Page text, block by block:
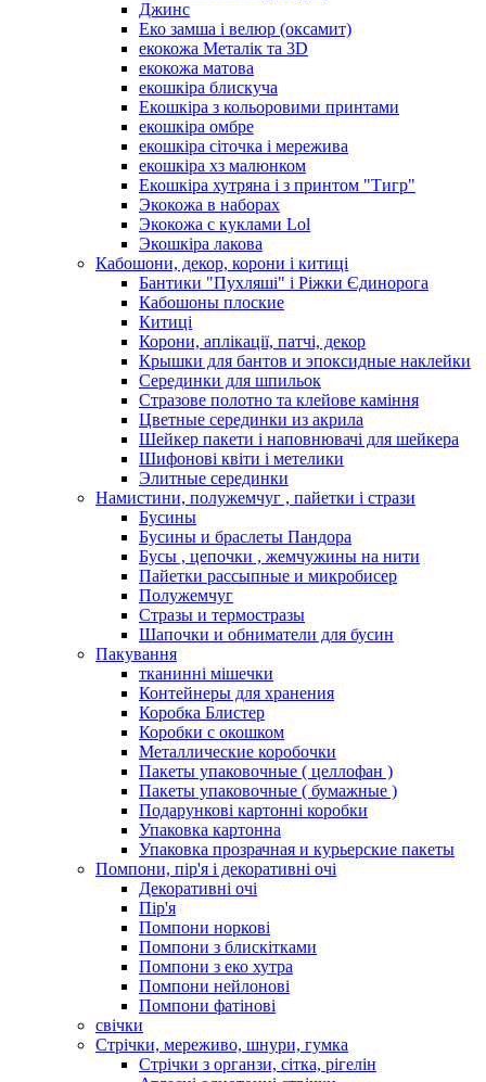
Джинс
Еко замша і велюр (оксамит)
екокожа Металік та 3D
екокожа матова
екошкіра блискуча
Екошкіра з кольоровими принтами
екошкіра омбре
екошкіра сіточка і мережива
екошкіра хз малюнком
Екошкіра хутряна і з принтом "Тигр"
Экокожа в наборах
Экокожа с куклами Lol
Экошкiра лакова
Кабошони, декор, корони і китиці
Бантики "Пухляші" і Ріжки Єдинорога
Кабошоны плоские
Китиці
Корони, аплікації, патчі, декор
Крышки для бантов и эпоксидные наклейки
Серединки для шпильок
Стразове полотно та клейове каміння
Цветные серединки из акрила
Шейкер пакети і наповнювачі для шейкера
Шифонові квіти і метелики
Элитные серединки
Намистини, полужемчуг , пайетки і стрази
Бусины
Бусины и браслеты Пандора
Бусы , цепочки , жемчужины на нити
Пайетки рассыпные и микробисер
Полужемчуг
Стразы и термостразы
Шапочки и обниматели для бусин
Пакування
тканинні мішечки
Контейнеры для хранения
Коробка Блистер
Коробки с окошком
Металлические коробочки
Пакеты упаковочные ( целлофан )
Пакеты упаковочные ( бумажные )
Подарункові картонні коробки
Упаковка картонна
Упаковка прозрачная и курьерские пакеты
Помпони, пір'я і декоративні очі
Декоративні очі
Пір'я
Помпони норкові
Помпони з блискітками
Помпони з еко хутра
Помпони нейлонові
Помпони фатінові
свічки
Стрічки, мереживо, шнури, гумка
Стрічки з органзи, сітка, рігелін